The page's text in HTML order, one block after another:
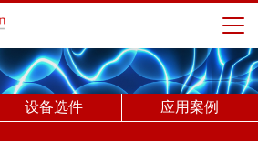
设备选件 应用案例